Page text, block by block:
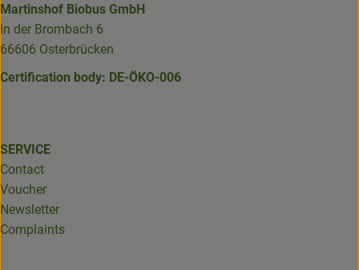
Martinshof Biobus GmbH
In der Brombach 6
66606 Osterbrücken
Certification body: DE-ÖKO-006
SERVICE
Contact
Voucher
Newsletter
Complaints